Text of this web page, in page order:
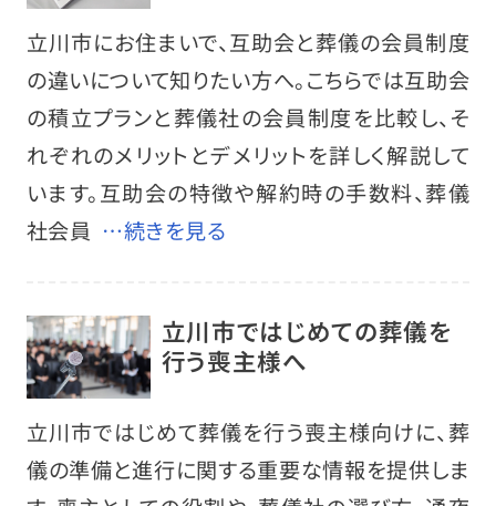
立川市にお住まいで、互助会と葬儀の会員制度
の違いについて知りたい方へ。こちらでは互助会
の積立プランと葬儀社の会員制度を比較し、そ
れぞれのメリットとデメリットを詳しく解説して
います。互助会の特徴や解約時の手数料、葬儀
社会員 …続きを見る
立川市ではじめての葬儀を
行う喪主様へ
立川市ではじめて葬儀を行う喪主様向けに、葬
儀の準備と進行に関する重要な情報を提供しま